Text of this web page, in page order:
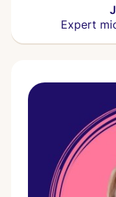
Expert